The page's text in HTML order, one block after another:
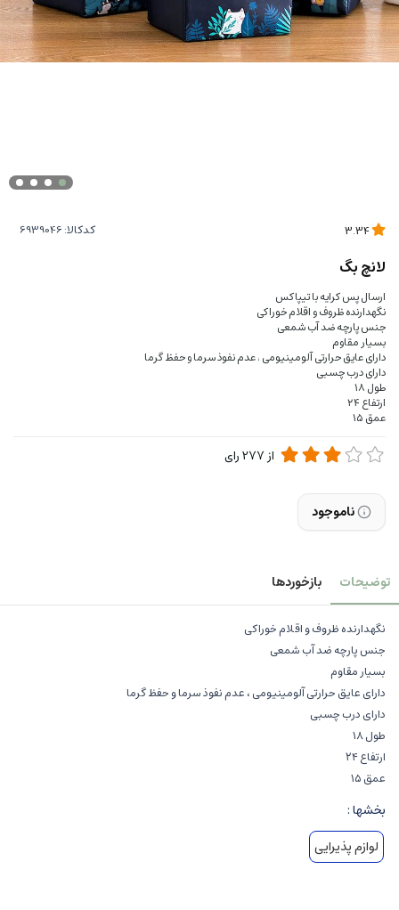
کدکالا:
لانچ بگ
ارسال پس کرایه با تیپاکس
نگهدارنده ظروف و اقلام خوراکی
جنس پارچه ضد آب شمعی
بسیار مقاوم
دارای عایق حرارتی آلومینیومی ، عدم نفوذ سرما و حفظ گرما
دارای درب چسبی
طول ۱۸
ارتفاع ۲۴
عمق ۱۵
از277رای
ناموجود
توضیحات بازخوردها
نگهدارنده ظروف و اقلام خوراکی
جنس پارچه ضد آب شمعی
بسیار مقاوم
دارای عایق حرارتی آلومینیومی ، عدم نفوذ سرما و حفظ گرما
دارای درب چسبی
طول ۱۸
ارتفاع ۲۴
عمق ۱۵
بخشها :
لوازم پذیرایی